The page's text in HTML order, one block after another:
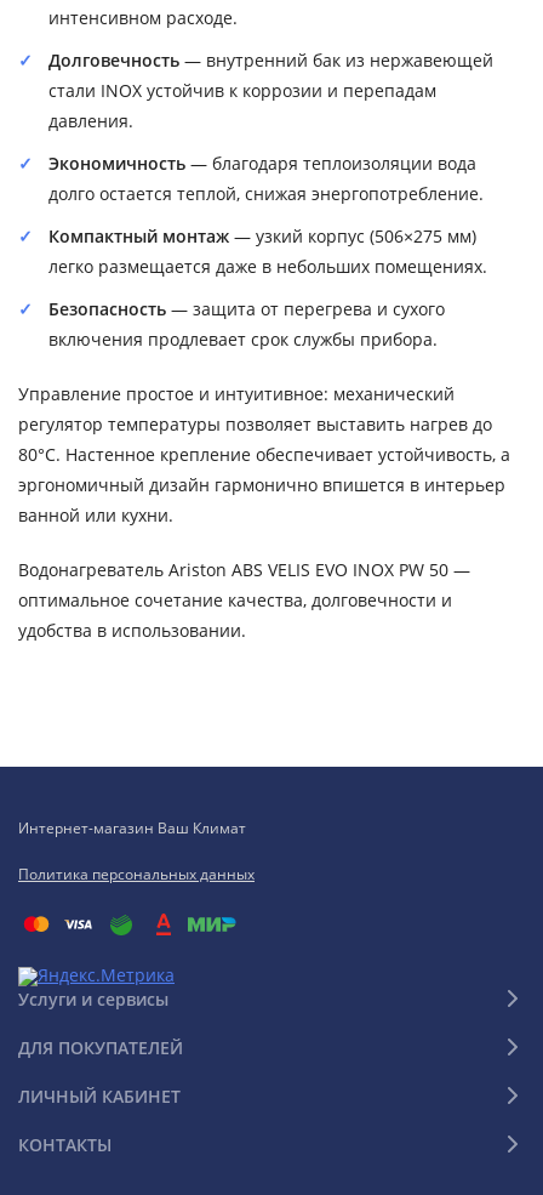
интенсивном расходе.
Долговечность — внутренний бак из нержавеющей
стали INOX устойчив к коррозии и перепадам
давления.
Экономичность — благодаря теплоизоляции вода
долго остается теплой, снижая энергопотребление.
Компактный монтаж — узкий корпус (506×275 мм)
легко размещается даже в небольших помещениях.
Безопасность — защита от перегрева и сухого
включения продлевает срок службы прибора.
Управление простое и интуитивное: механический
регулятор температуры позволяет выставить нагрев до
80°C. Настенное крепление обеспечивает устойчивость, а
эргономичный дизайн гармонично впишется в интерьер
ванной или кухни.
Водонагреватель Ariston ABS VELIS EVO INOX PW 50 —
оптимальное сочетание качества, долговечности и
удобства в использовании.
Интернет-магазин Ваш Климат
Политика персональных данных
Услуги и сервисы
ДЛЯ ПОКУПАТЕЛЕЙ
ЛИЧНЫЙ КАБИНЕТ
КОНТАКТЫ